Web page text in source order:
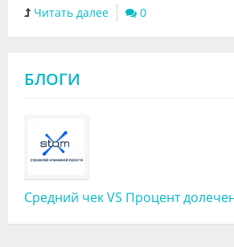
Читать далее 0
БЛОГИ
Средний чек VS Процент